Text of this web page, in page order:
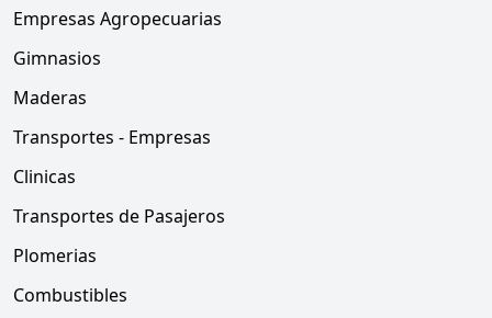
Empresas Agropecuarias
Gimnasios
Maderas
Transportes - Empresas
Clinicas
Transportes de Pasajeros
Plomerias
Combustibles